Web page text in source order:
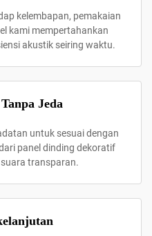
kelembapan, pemakaian
kami mempertahankan
akustik seiring waktu.
Jeda
untuk sesuai dengan
panel dinding dekoratif
transparan.